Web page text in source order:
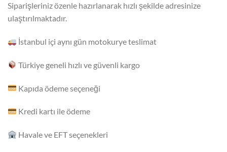
Siparişleriniz özenle hazırlanarak hızlı şekilde adresinize
ulaştırılmaktadır.
İstanbul içi aynı gün motokurye teslimat
Türkiye geneli hızlı ve güvenli kargo
Kapıda ödeme seçeneği
Kredi kartı ile ödeme
Havale ve EFT seçenekleri